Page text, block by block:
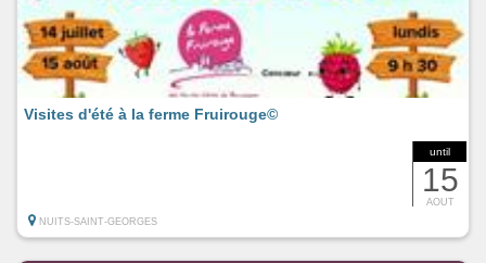
until
15
AOUT
Visites d'été à la ferme Fruirouge©
NUITS-SAINT-GEORGES